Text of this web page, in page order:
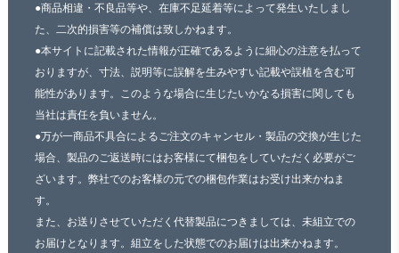
●商品相違・不良品等や、在庫不足延着等によって発生いたしまし
た、二次的損害等の補償は致しかねます。
●本サイトに記載された情報が正確であるように細心の注意を払って
おりますが、寸法、説明等に誤解を生みやすい記載や誤植を含む可
能性があります。このような場合に生じたいかなる損害に関しても
当社は責任を負いません。
●万が一商品不具合によるご注文のキャンセル・製品の交換が生じた
場合、製品のご返送時にはお客様にて梱包をしていただく必要がご
ざいます。弊社でのお客様の元での梱包作業はお受け出来かねま
す。
また、お送りさせていただく代替製品につきましては、未組立での
お届けとなります。組立をした状態でのお届けは出来かねます。